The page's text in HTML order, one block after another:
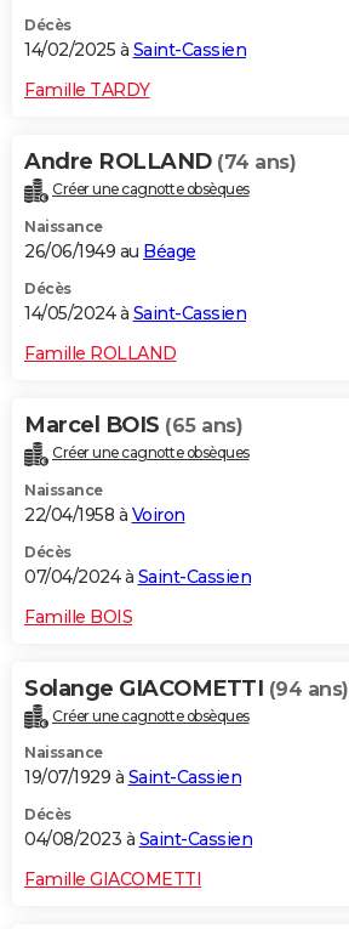
S'inscrire
Se connecter
Lycées
Collèges
Primaires
Universités
Entreprises
Service militaire
Avis de recherche
AVIS DE DÉCÈS
Décès
14/02/2025 à Saint-Cassien
Famille TARDY
Andre ROLLAND (74 ans)
Créer une cagnotte obsèques
Naissance
26/06/1949 au Béage
Décès
14/05/2024 à Saint-Cassien
Famille ROLLAND
Marcel BOIS (65 ans)
Créer une cagnotte obsèques
Naissance
22/04/1958 à Voiron
Décès
07/04/2024 à Saint-Cassien
Famille BOIS
Solange GIACOMETTI (94 ans)
Créer une cagnotte obsèques
Naissance
19/07/1929 à Saint-Cassien
Décès
04/08/2023 à Saint-Cassien
Famille GIACOMETTI